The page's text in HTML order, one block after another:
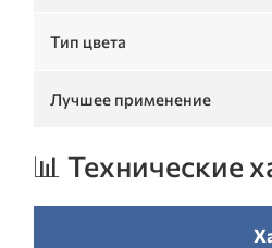
Тип цвета
Лучшее применение
📊 Технические